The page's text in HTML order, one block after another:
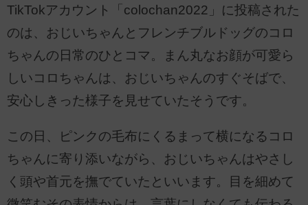
TikTokアカウント「colochan2022」に投稿された
のは、おじいちゃんとフレンチブルドッグのコロ
ちゃんの日常のひとコマ。まん丸なお顔が可愛ら
しいコロちゃんは、おじいちゃんのすぐそばで、
安心しきった様子を見せていたそうです。
この日、ピンクの毛布にくるまって横になるコロ
ちゃんに寄り添いながら、おじいちゃんはやさし
く頭や首元を撫でていたといいます。目を細めて